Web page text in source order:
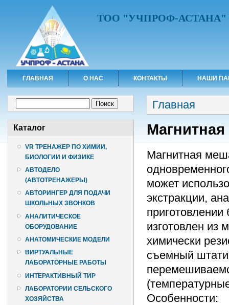
ТОО "УЧПРОФ-АСТАНА"
ГЛАВНАЯ О НАС КОНТАКТЫ НАШИ
Каталог
VR ТРЕНАЖЕР ПО ХИМИИ,
БИОЛОГИИ И ФИЗИКЕ
АВТОДЕЛО
(АВТОТРЕНАЖЕРЫ)
АВТОРИНГЕР ДЛЯ ПОДАЧИ
ШКОЛЬНЫХ ЗВОНКОВ
АНАЛИТИЧЕСКОЕ
ОБОРУДОВАНИЕ
АНАТОМИЧЕСКИЕ МОДЕЛИ
ВИРТУАЛЬНЫЕ
ЛАБОРАТОРНЫЕ РАБОТЫ
ИНТЕРАКТИВНЫЙ ТИР
ЛАБОРАТОРИИ СЕЛЬСКОГО
ХОЗЯЙСТВА
Вы здесь
Главная
Магнитная
может
экстракции,
изготовлен из
химически
съемный
Особенности: